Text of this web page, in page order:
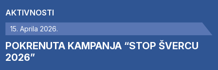
AKTIVNOSTI
15. Aprila 2026.
POKRENUTA KAMPANJA “STOP ŠVERCU
2026”